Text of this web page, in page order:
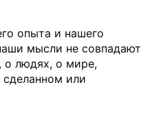
опыта и нашего
мысли не совпадают
о людях, о мире,
или